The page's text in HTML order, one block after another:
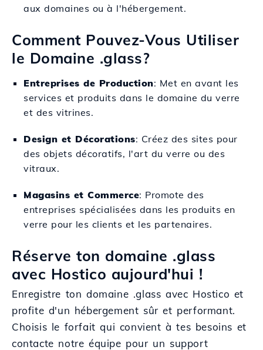
aux domaines ou à l'hébergement.
Comment Pouvez-Vous Utiliser
le Domaine .glass?
Entreprises de Production: Met en avant les
services et produits dans le domaine du verre
et des vitrines.
Design et Décorations: Créez des sites pour
des objets décoratifs, l'art du verre ou des
vitraux.
Magasins et Commerce: Promote des
entreprises spécialisées dans les produits en
verre pour les clients et les partenaires.
Réserve ton domaine .glass
avec Hostico aujourd'hui !
Enregistre ton domaine .glass avec Hostico et
profite d'un hébergement sûr et performant.
Choisis le forfait qui convient à tes besoins et
contacte notre équipe pour un support